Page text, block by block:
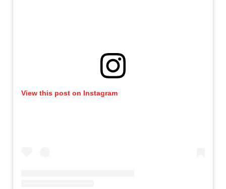
View this post on Instagram